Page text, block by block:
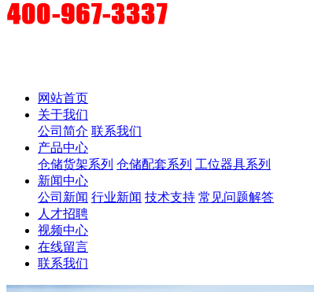
网站首页
关于我们
公司简介 联系我们
产品中心
仓储货架系列 仓储配套系列 工位器具系列
新闻中心
公司新闻 行业新闻 技术支持 常见问题解答
人才招聘
视频中心
在线留言
联系我们